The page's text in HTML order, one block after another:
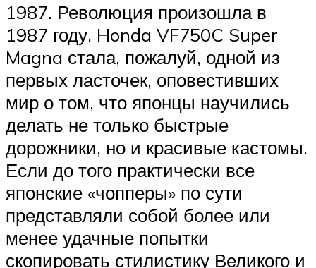
1987. Революция произошла в
1987 году. Honda VF750C Super
Magna стала, пожалуй, одной из
первых ласточек, оповестивших
мир о том, что японцы научились
делать не только быстрые
дорожники, но и красивые кастомы.
Если до того практически все
японские «чопперы» по сути
представляли собой более или
менее удачные попытки
скопировать стилистику Великого и